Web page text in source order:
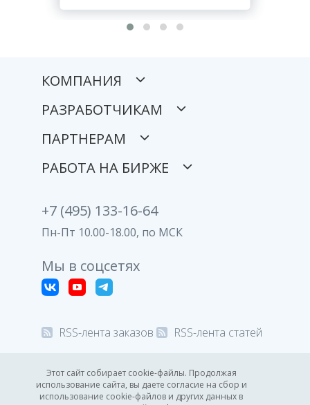
Этот сайт собирает cookie-файлы. Продолжая
использование сайта, вы даете согласие на сбор и
использование cookie-файлов и других данных в
КОМПАНИЯ
РАЗРАБОТЧИКАМ
ПАРТНЕРАМ
РАБОТА НА БИРЖЕ
+7 (495) 133-16-64
Пн-Пт 10.00-18.00, по МСК
Мы в соцсетях
RSS-лента заказов RSS-лента статей
© 2008-2026 Все права защищены.
Политика конфиденциальности